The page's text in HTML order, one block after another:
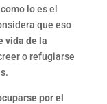
lo es el
que eso
vida de la
o refugiarse
por el